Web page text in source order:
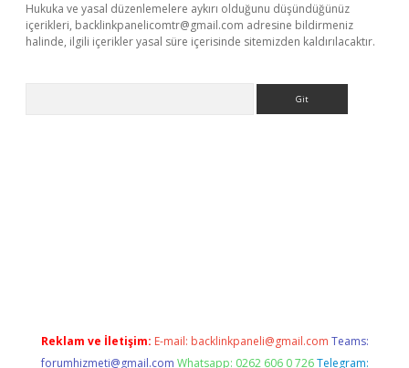
Hukuka ve yasal düzenlemelere aykırı olduğunu düşündüğünüz
içerikleri, backlinkpanelicomtr@gmail.com adresine bildirmeniz
halinde, ilgili içerikler yasal süre içerisinde sitemizden kaldırılacaktır.
Reklam ve İletişim: E-mail: backlinkpaneli@gmail.com Teams:
forumhizmeti@gmail.com Whatsapp: 0262 606 0 726 Telegram: